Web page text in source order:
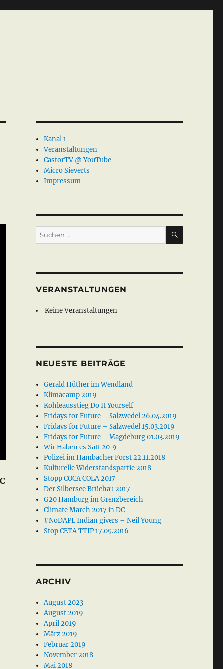
Kanal 1
Veranstaltungen
CastorTV @ YouTube
Micro Sieverts
Impressum
Suche
nach:
SUCHEN
VERANSTALTUNGEN
Keine Veranstaltungen
NEUESTE BEITRÄGE
Gerald Hüther im Wendland
Klimacamp 2019
Kohleausstieg Do It Yourself
Fridays for Future – Salzwedel 26.04.2019
Fridays for Future – Salzwedel 15.03.2019
Fridays for Future – Magdeburg 01.03.2019
Wir Haben es Satt 2019
Polizei im Hambacher Forst 22.11.2018
Kulturelle Widerstandspartie 2018
Stopp COCA COLA 2017
Der Silbersee Brüchau 2017
G20 Hamburg im Grenzbereich
Climate March 2017 in DC
#NoDAPL Indian givers – Neil Young
Stop CETA TTIP 17.09.2016
ARCHIV
August 2023
August 2019
April 2019
März 2019
Februar 2019
November 2018
Mai 2018